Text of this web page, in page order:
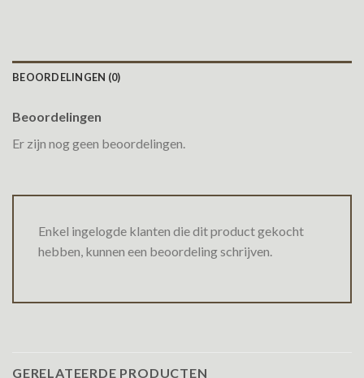
BEOORDELINGEN (0)
Beoordelingen
Er zijn nog geen beoordelingen.
Enkel ingelogde klanten die dit product gekocht
hebben, kunnen een beoordeling schrijven.
GERELATEERDE PRODUCTEN